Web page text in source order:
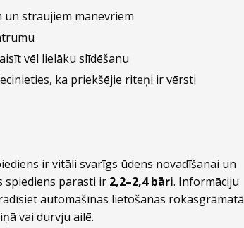
un straujiem manevriem
vēl lielāku slīdēšanu
ka priekšējie riteņi ir vērsti
ir vitāli svarīgs ūdens novadīšanai un
spiediens parasti ir 2,2–2,4 bāri. Informāciju
automašīnas lietošanas rokasgrāmatā
vai durvju ailē.